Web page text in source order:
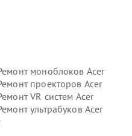
моноблоков Acer
проекторов Acer
VR систем Acer
ультрабуков Acer